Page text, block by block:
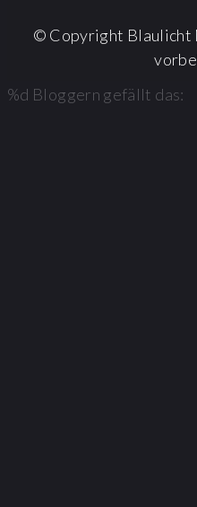
© Copyright Blaulicht
%d Bloggern gefällt das: